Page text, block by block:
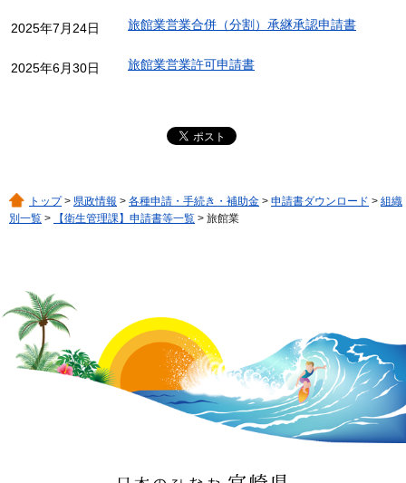
2025年7月24日 旅館業営業合併（分割）承継承認申請書
2025年6月30日 旅館業営業許可申請書
トップ> 県政情報 > 各種申請・手続き・補助金 > 申請書ダウンロード > 組織
別一覧 > 【衛生管理課】申請書等一覧 > 旅館業